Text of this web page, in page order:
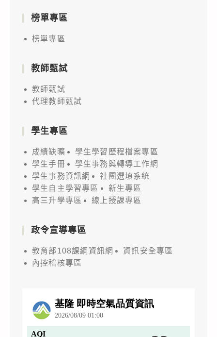
榜單專區
榜單專區
教師甄試
教師甄試
代理教師甄試
學生專區
成績缺曠
學生學習歷程檔案專區
學生手冊
學生事務與轉導工作網
學生事務資訊網
社團選填系統
學生自主學習專區
新生專區
高三升學專區
線上授課專區
政令宣導專區
教育部108課綱資訊網
資訊安全專區
內控稽核專區